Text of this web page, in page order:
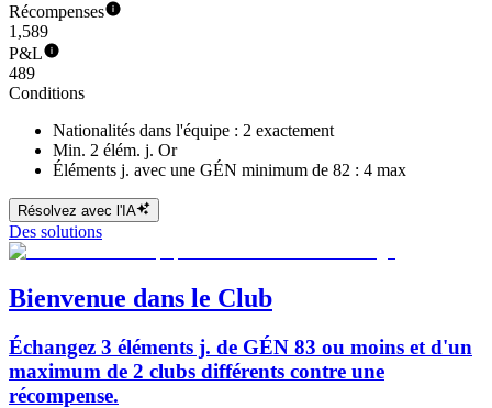
Récompenses
1,589
P&L
489
Conditions
Nationalités dans l'équipe : 2 exactement
Min. 2 élém. j. Or
Éléments j. avec une GÉN minimum de 82 : 4 max
Résolvez avec l'IA
Des solutions
Bienvenue dans le Club
Échangez 3 éléments j. de GÉN 83 ou moins et d'un
maximum de 2 clubs différents contre une
récompense.